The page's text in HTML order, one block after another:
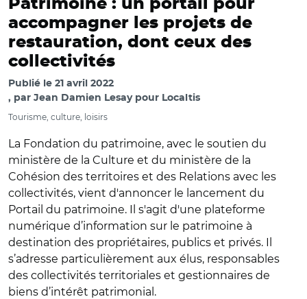
Patrimoine : un portail pour
accompagner les projets de
restauration, dont ceux des
collectivités
Publié le 21 avril 2022
par Jean Damien Lesay pour Localtis
Tourisme, culture, loisirs
La Fondation du patrimoine, avec le soutien du
ministère de la Culture et du ministère de la
Cohésion des territoires et des Relations avec les
collectivités, vient d'annoncer le lancement du
Portail du patrimoine. Il s'agit d'une plateforme
numérique d’information sur le patrimoine à
destination des propriétaires, publics et privés. Il
s’adresse particulièrement aux élus, responsables
des collectivités territoriales et gestionnaires de
biens d’intérêt patrimonial.